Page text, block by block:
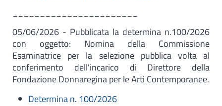
05/06/2026 - Pubblicata la determina n.100/2026
con oggetto: Nomina della Commissione
Esaminatrice per la selezione pubblica volta al
conferimento dell'incarico di Direttore della
Fondazione Donnaregina per le Arti Contemporanee.
Determina n. 100/2026